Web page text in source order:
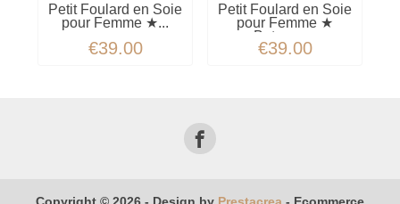
Petit Foulard en Soie
pour Femme ★...
€39.00
Petit Foulard en Soie
pour Femme ★
Bateaux...
€39.00